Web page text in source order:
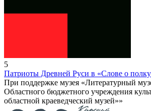
5
Патриоты Древней Руси в «Слове о
При поддержке музея «Литературный
Областного бюджетного учреждения
областной краеведческий музей»»